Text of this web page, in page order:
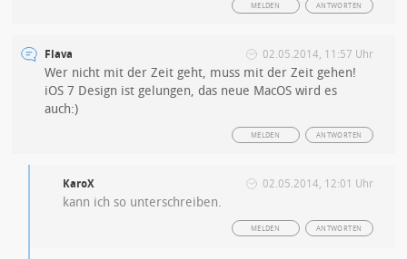
ANTWORTEN
MELDEN
Flava 02.05.2014, 11:57 Uhr
Wer nicht mit der Zeit geht, muss mit der Zeit gehen!
iOS 7 Design ist gelungen, das neue MacOS wird es
auch:)
ANTWORTEN
MELDEN
KaroX 02.05.2014, 12:01 Uhr
kann ich so unterschreiben.
ANTWORTEN
MELDEN